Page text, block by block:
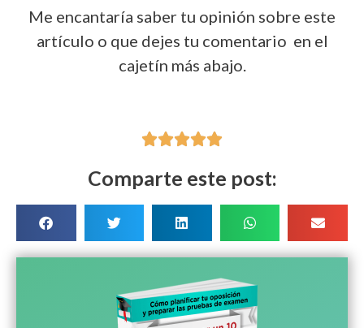
Me encantaría saber tu opinión sobre este
artículo o que dejes tu comentario en el
cajetín más abajo.

Comparte este post: